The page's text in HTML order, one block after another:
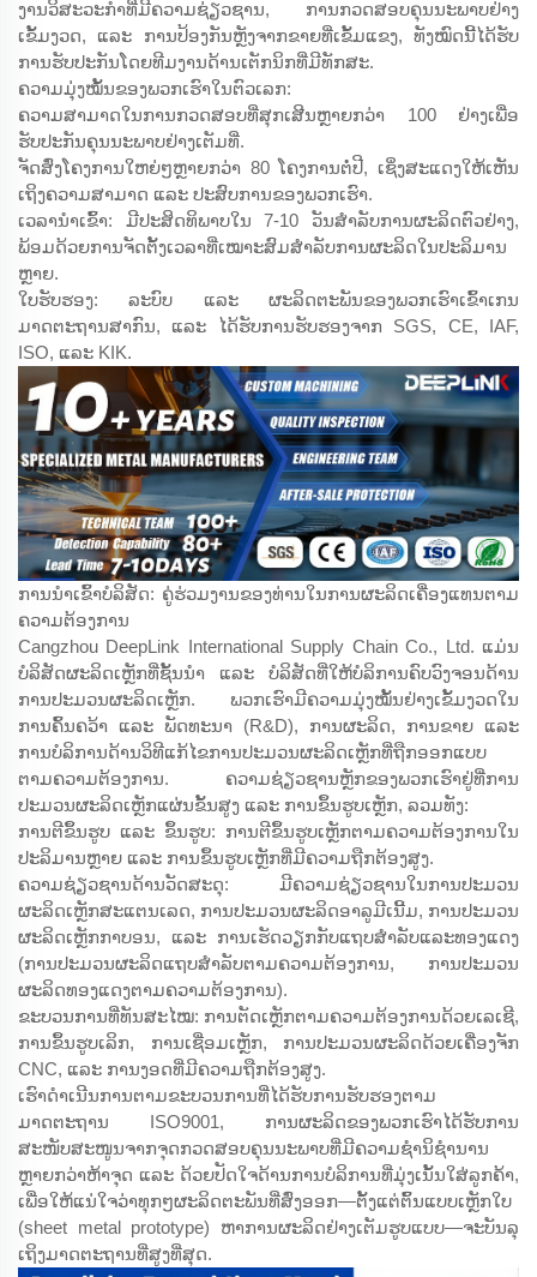
ງານວິສະວະກຳທີ່ມີຄວາມຊ່ຽວຊານ, ການກວດສອບຄຸນນະພາບຢ່າງ
ເຂັ້ມງວດ, ແລະ ການປ້ອງກັນຫຼັງຈາກຂາຍທີ່ເຂັ້ມແຂງ, ທັງໝົດນີ້ໄດ້ຮັບ
ການຮັບປະກັນໂດຍທີມງານດ້ານເຕັກນິກທີ່ມີທັກສະ.
ຄວາມມຸ່ງໝັ້ນຂອງພວກເຮົາໃນຕົວເລກ:
ຄວາມສາມາດໃນການກວດສອບທີ່ສຸກເສີນຫຼາຍກວ່າ 100 ຢ່າງເພື່ອ
ຮັບປະກັນຄຸນນະພາບຢ່າງເຕັມທີ່.
ຈັດສົ່ງໂຄງການໃຫຍ່ໆຫຼາຍກວ່າ 80 ໂຄງການຕໍ່ປີ, ເຊິ່ງສະແດງໃຫ້ເຫັນ
ເຖິງຄວາມສາມາດ ແລະ ປະສົບການຂອງພວກເຮົາ.
ເວລານຳເຂົ້າ: ມີປະສິດທິພາບໃນ 7-10 ວັນສຳລັບການຜະລິດຕົວຢ່າງ,
ພ້ອມດ້ວຍການຈັດຕັ້ງເວລາທີ່ເໝາະສົມສຳລັບການຜະລິດໃນປະລິມານ
ຫຼາຍ.
ໃບຮັບຮອງ: ລະບົບ ແລະ ຜະລິດຕະພັນຂອງພວກເຮົາເຂົ້າເກນ
ມາດຕະຖານສາກົນ, ແລະ ໄດ້ຮັບການຮັບຮອງຈາກ SGS, CE, IAF,
ISO, ແລະ KIK.
ການນຳເຂົ້າບໍລິສັດ: ຄູ່ຮ່ວມງານຂອງທ່ານໃນການຜະລິດເຄື່ອງແທນຕາມ
ຄວາມຕ້ອງການ
Cangzhou DeepLink International Supply Chain Co., Ltd. ແມ່ນ
ບໍລິສັດຜະລິດເຫຼັກທີ່ຊັ້ນນຳ ແລະ ບໍລິສັດທີ່ໃຫ້ບໍລິການຄົບວົງຈອນດ້ານ
ການປະມວນຜະລິດເຫຼັກ. ພວກເຮົາມີຄວາມມຸ່ງໝັ້ນຢ່າງເຂັ້ມງວດໃນ
ການຄົ້ນຄວ້າ ແລະ ພັດທະນາ (R&D), ການຜະລິດ, ການຂາຍ ແລະ
ການບໍລິການດ້ານວິທີແກ້ໄຂການປະມວນຜະລິດເຫຼັກທີ່ຖືກອອກແບບ
ຕາມຄວາມຕ້ອງການ. ຄວາມຊ່ຽວຊານຫຼັກຂອງພວກເຮົາຢູ່ທີ່ການ
ປະມວນຜະລິດເຫຼັກແຜ່ນຂັ້ນສູງ ແລະ ການຂຶ້ນຮູບເຫຼັກ, ລວມທັງ:
ການຕີຂຶ້ນຮູບ ແລະ ຂຶ້ນຮູບ: ການຕີຂຶ້ນຮູບເຫຼັກຕາມຄວາມຕ້ອງການໃນ
ປະລິມານຫຼາຍ ແລະ ການຂຶ້ນຮູບເຫຼັກທີ່ມີຄວາມຖືກຕ້ອງສູງ.
ຄວາມຊ່ຽວຊານດ້ານວັດສະດຸ: ມີຄວາມຊ່ຽວຊານໃນການປະມວນ
ຜະລິດເຫຼັກສະແຕນເລດ, ການປະມວນຜະລິດອາລູມີເນີ້ມ, ການປະມວນ
ຜະລິດເຫຼັກກາບອນ, ແລະ ການເຮັດວຽກກັບແຖບສຳລັບແລະທອງແດງ
(ການປະມວນຜະລິດແຖບສຳລັບຕາມຄວາມຕ້ອງການ, ການປະມວນ
ຜະລິດທອງແດງຕາມຄວາມຕ້ອງການ).
ຂະບວນການທີ່ທັນສະໄໝ: ການຕັດເຫຼັກຕາມຄວາມຕ້ອງການດ້ວຍເລເຊີ,
ການຂຶ້ນຮູບເລິກ, ການເຊື່ອມເຫຼັກ, ການປະມວນຜະລິດດ້ວຍເຄື່ອງຈັກ
CNC, ແລະ ການງອດທີ່ມີຄວາມຖືກຕ້ອງສູງ.
ເຮົາດຳເນີນການຕາມຂະບວນການທີ່ໄດ້ຮັບການຮັບຮອງຕາມ
ມາດຕະຖານ ISO9001, ການຜະລິດຂອງພວກເຮົາໄດ້ຮັບການ
ສະໜັບສະໜູນຈາກຈຸດກວດສອບຄຸນນະພາບທີ່ມີຄວາມຊຳນິຊຳນານ
ຫຼາຍກວ່າຫ້າຈຸດ ແລະ ດ້ວຍປັດໃຈດ້ານການບໍລິການທີ່ມຸ່ງເນັ້ນໃສ່ລູກຄ້າ,
ເພື່ອໃຫ້ແນ່ໃຈວ່າທຸກໆຜະລິດຕະພັນທີ່ສົ່ງອອກ—ຕັ້ງແຕ່ຕົ້ນແບບເຫຼັກໃບ
(sheet metal prototype) ຫາການຜະລິດຢ່າງເຕັມຮູບແບບ—ຈະບັນລຸ
ເຖິງມາດຕະຖານທີ່ສູງທີ່ສຸດ.